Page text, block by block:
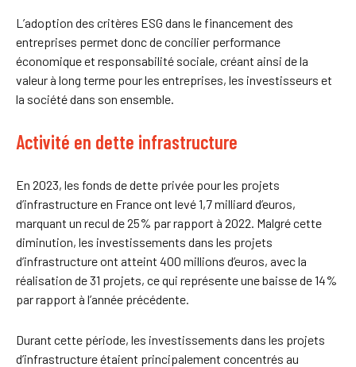
L’adoption des critères ESG dans le financement des
entreprises permet donc de concilier performance
économique et responsabilité sociale, créant ainsi de la
valeur à long terme pour les entreprises, les investisseurs et
la société dans son ensemble.
Activité en dette infrastructure
En 2023, les fonds de dette privée pour les projets
d’infrastructure en France ont levé 1,7 milliard d’euros,
marquant un recul de 25% par rapport à 2022. Malgré cette
diminution, les investissements dans les projets
d’infrastructure ont atteint 400 millions d’euros, avec la
réalisation de 31 projets, ce qui représente une baisse de 14%
par rapport à l’année précédente.
Durant cette période, les investissements dans les projets
d’infrastructure étaient principalement concentrés au